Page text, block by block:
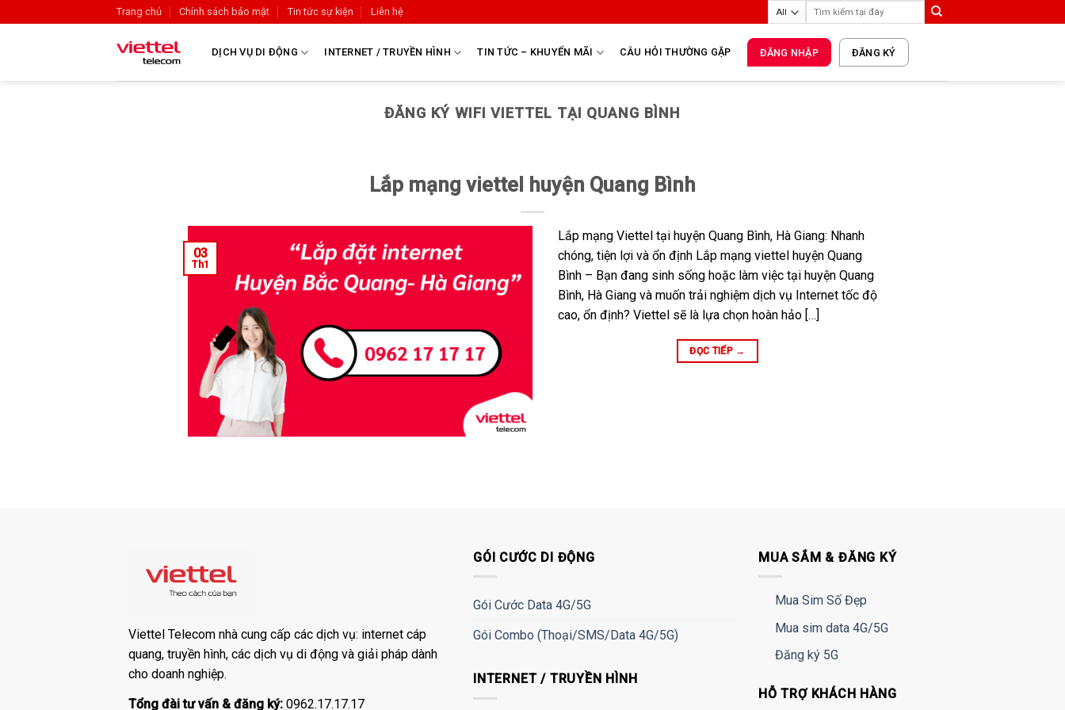
Trang chủ Chính sách bảo mật Tin tức sự kiện Liên hệ
DỊCH VỤ DI ĐỘNG INTERNET / TRUYỀN HÌNH TIN TỨC – KHUYẾN MÃI CÂU HỎI THƯỜNG GẶP ĐĂNG NHẬP ĐĂNG KÝ
ĐĂNG KÝ WIFI VIETTEL TẠI QUANG BÌNH
Lắp mạng viettel huyện Quang Bình
03
Th1
Lắp mạng Viettel tại huyện Quang Bình, Hà Giang: Nhanh
chóng, tiện lợi và ổn định Lắp mạng viettel huyện Quang
Bình – Bạn đang sinh sống hoặc làm việc tại huyện Quang
Bình, Hà Giang và muốn trải nghiệm dịch vụ Internet tốc độ
cao, ổn định? Viettel sẽ là lựa chọn hoàn hảo […]
ĐỌC TIẾP →
Viettel Telecom nhà cung cấp các dịch vụ: internet cáp
quang, truyền hình, các dịch vụ di động và giải pháp dành
cho doanh nghiệp.
Tổng đài tư vấn & đăng ký: 0962.17.17.17
GÓI CƯỚC DI ĐỘNG
Gói Cước Data 4G/5G
Gói Combo (Thoại/SMS/Data 4G/5G)
INTERNET / TRUYỀN HÌNH
MUA SẮM & ĐĂNG KÝ
Mua Sim Số Đẹp
Mua sim data 4G/5G
Đăng ký 5G
HỖ TRỢ KHÁCH HÀNG